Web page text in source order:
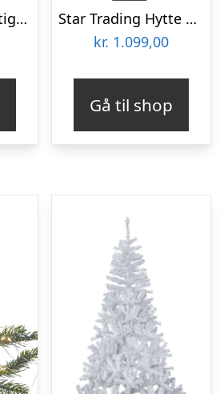
Sirius Bella kunstigt juletræ med farvet lys, 30 cm
Star Trading Hytte kunstigt juletræ med lys
kr. 1.099,00
Gå til shop